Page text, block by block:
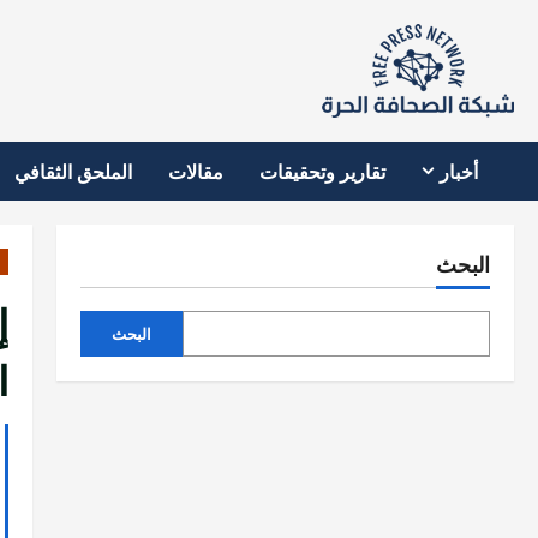
أخبار تقارير وتحقيقات مقالات الملحق الثقافي
البحث
البحث